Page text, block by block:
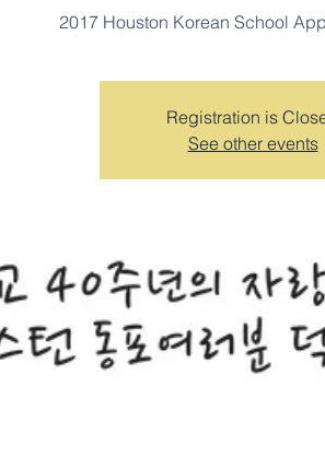
2017 Houston Korean School
Registration is
See other events